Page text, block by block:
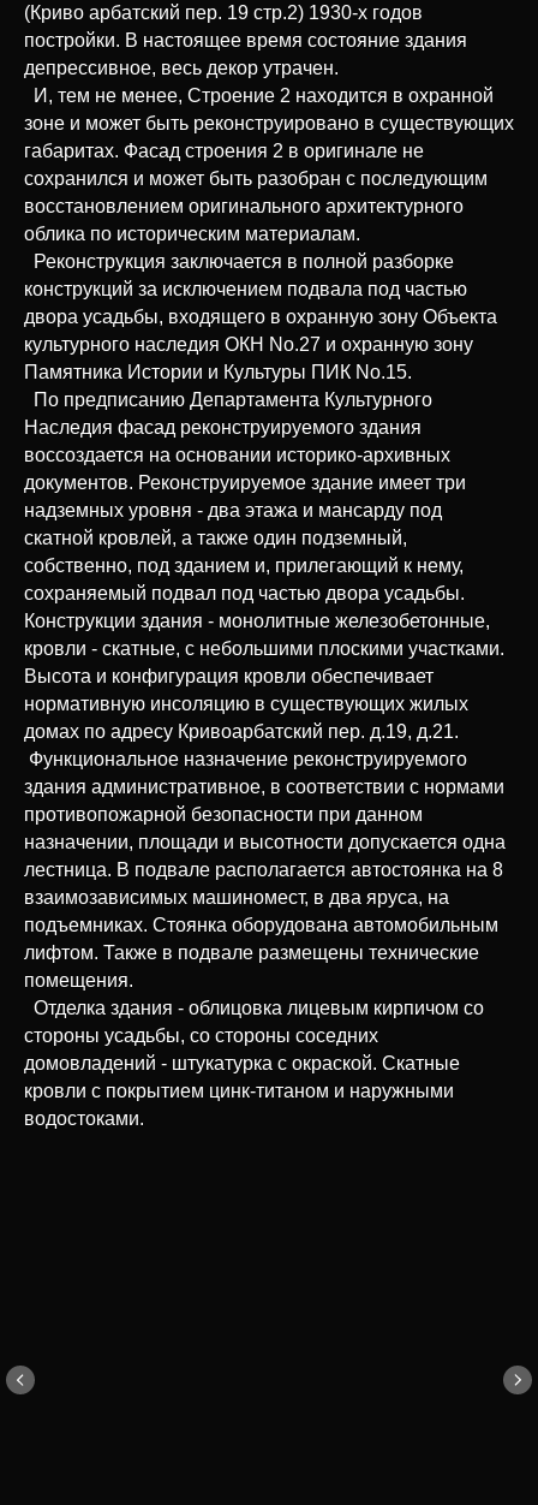
(Криво арбатский пер. 19 стр.2) 1930-х годов
постройки. В настоящее время состояние здания
депрессивное, весь декор утрачен.
И, тем не менее, Строение 2 находится в охранной
зоне и может быть реконструировано в существующих
габаритах. Фасад строения 2 в оригинале не
сохранился и может быть разобран с последующим
восстановлением оригинального архитектурного
облика по историческим материалам.
Реконструкция заключается в полной разборке
конструкций за исключением подвала под частью
двора усадьбы, входящего в охранную зону Объекта
культурного наследия ОКН No.27 и охранную зону
Памятника Истории и Культуры ПИК No.15.
По предписанию Департамента Культурного
Наследия фасад реконструируемого здания
воссоздается на основании историко-архивных
документов. Реконструируемое здание имеет три
надземных уровня - два этажа и мансарду под
скатной кровлей, а также один подземный,
собственно, под зданием и, прилегающий к нему,
сохраняемый подвал под частью двора усадьбы.
Конструкции здания - монолитные железобетонные,
кровли - скатные, с небольшими плоскими участками.
Высота и конфигурация кровли обеспечивает
нормативную инсоляцию в существующих жилых
домах по адресу Кривоарбатский пер. д.19, д.21.
Функциональное назначение реконструируемого
здания административное, в соответствии с нормами
противопожарной безопасности при данном
назначении, площади и высотности допускается одна
лестница. В подвале располагается автостоянка на 8
взаимозависимых машиномест, в два яруса, на
подъемниках. Стоянка оборудована автомобильным
лифтом. Также в подвале размещены технические
помещения.
Отделка здания - облицовка лицевым кирпичом со
стороны усадьбы, со стороны соседних
домовладений - штукатурка с окраской. Скатные
кровли с покрытием цинк-титаном и наружными
водостоками.